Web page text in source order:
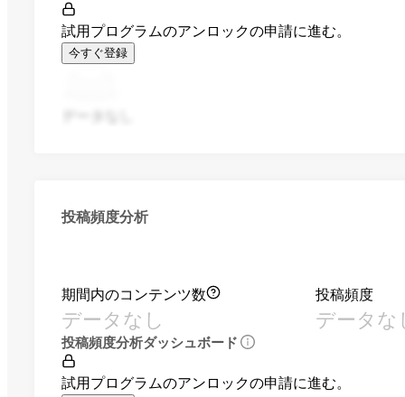
試用プログラムのアンロックの申請に進む。
今すぐ登録
投稿頻度分析
期間内のコンテンツ数
データなし
投稿頻度
データな
投稿頻度分析ダッシュボード
試用プログラムのアンロックの申請に進む。